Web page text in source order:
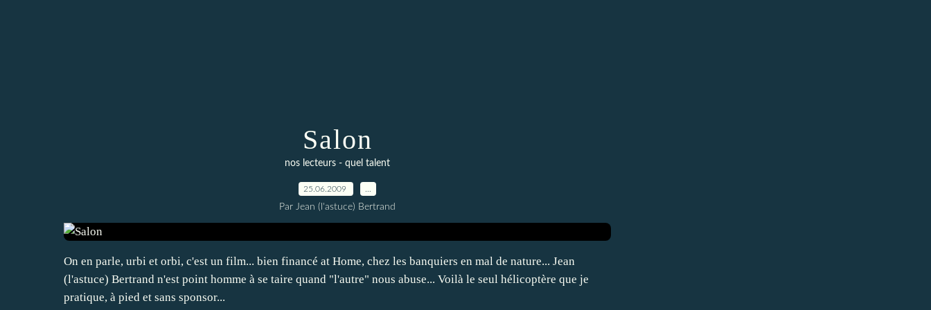
Salon
nos lecteurs - quel talent
25.06.2009
Par Jean (l'astuce) Bertrand
On en parle, urbi et orbi, c'est un film... bien financé at Home, chez les banquiers en mal de nature... Jean
(l'astuce) Bertrand n'est point homme à se taire quand "l'autre" nous abuse... Voilà le seul hélicoptère que je
pratique, à pied et sans sponsor...